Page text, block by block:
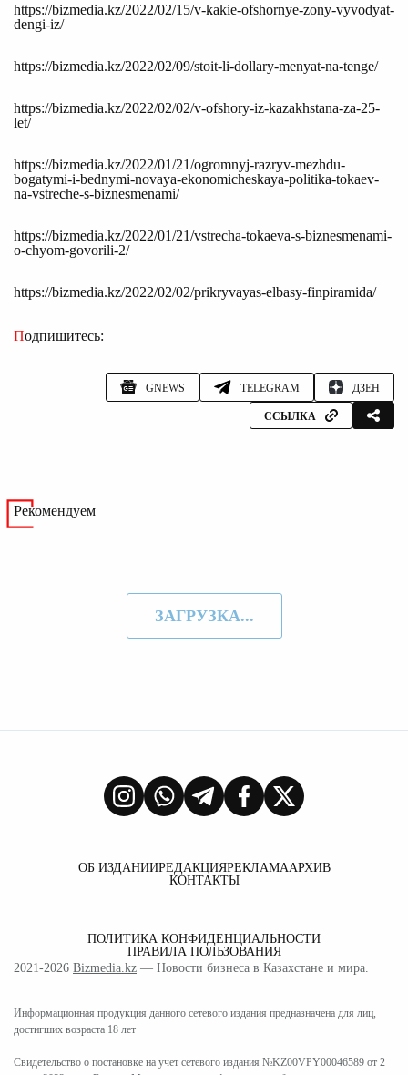
https://bizmedia.kz/2022/02/15/v-kakie-ofshornye-zony-vyvodyat-
dengi-iz/
https://bizmedia.kz/2022/02/09/stoit-li-dollary-menyat-na-tenge/
https://bizmedia.kz/2022/02/02/v-ofshory-iz-kazakhstana-za-25-
let/
https://bizmedia.kz/2022/01/21/ogromnyj-razryv-mezhdu-
bogatymi-i-bednymi-novaya-ekonomicheskaya-politika-tokaev-
na-vstreche-s-biznesmenami/
https://bizmedia.kz/2022/01/21/vstrecha-tokaeva-s-biznesmenami-
o-chyom-govorili-2/
https://bizmedia.kz/2022/02/02/prikryvayas-elbasy-finpiramida/
Подпишитесь:
GNEWS TELEGRAM ДЗЕН
ССЫЛКА
Рекомендуем
ЗАГРУЗКА...
ОБ ИЗДАНИИРЕДАКЦИЯРЕКЛАМААРХИВ
КОНТАКТЫ
ПОЛИТИКА КОНФИДЕНЦИАЛЬНОСТИ
ПРАВИЛА ПОЛЬЗОВАНИЯ
2021-2026 Bizmedia.kz — Новости бизнеса в Казахстане и мира.
Информационная продукция данного сетевого издания предназначена для лиц,
достигших возраста 18 лет
Свидетельство о постановке на учет сетевого издания №KZ00VPY00046589 от 2